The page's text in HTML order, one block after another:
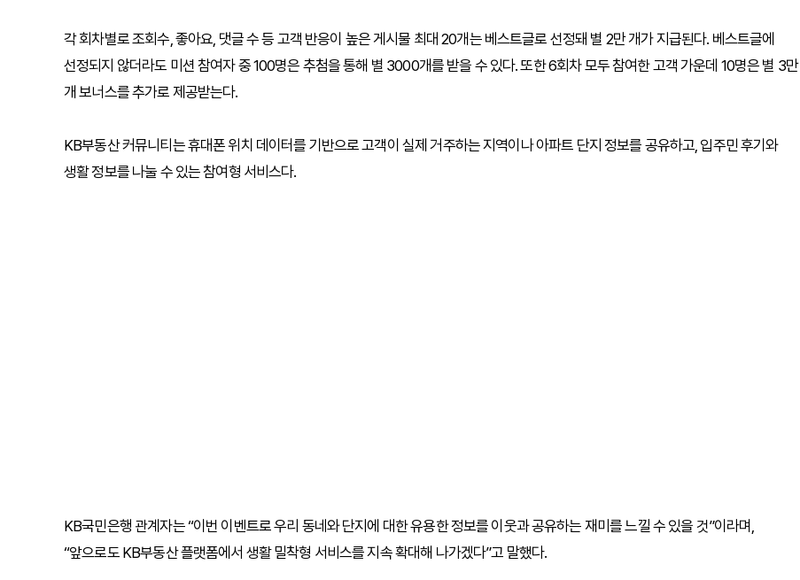
각 회차별로 조회수, 좋아요, 댓글 수 등 고객 반응이 높은 게시물 최대 20개는 베스트글로 선정돼 별 2만 개가 지급된다. 베스트글에
선정되지 않더라도 미션 참여자 중 100명은 추첨을 통해 별 3000개를 받을 수 있다. 또한 6회차 모두 참여한 고객 가운데 10명은 별 3만
개 보너스를 추가로 제공받는다.
KB부동산 커뮤니티는 휴대폰 위치 데이터를 기반으로 고객이 실제 거주하는 지역이나 아파트 단지 정보를 공유하고, 입주민 후기와
생활 정보를 나눌 수 있는 참여형 서비스다.
KB국민은행 관계자는 “이번 이벤트로 우리 동네와 단지에 대한 유용한 정보를 이웃과 공유하는 재미를 느낄 수 있을 것”이라며,
“앞으로도 KB부동산 플랫폼에서 생활 밀착형 서비스를 지속 확대해 나가겠다”고 말했다.